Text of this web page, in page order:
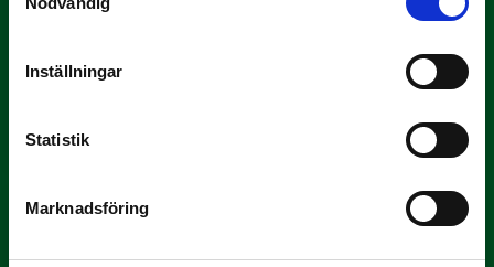
Inställningar
Statistik
Marknadsföring
3 JULI
Här är de…